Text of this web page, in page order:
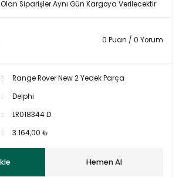
Siparişler Aynı Gün Kargoya Verilecektir
0 Puan / 0 Yorum
Range Rover New 2 Yedek Parça
Delphi
LR018344 D
3.164,00 ₺
Hemen Al